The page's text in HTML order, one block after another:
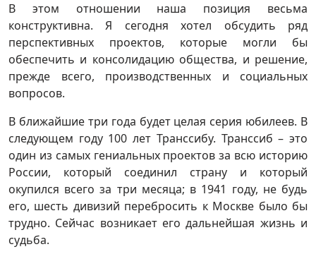
В этом отношении наша позиция весьма
конструктивна. Я сегодня хотел обсудить ряд
перспективных проектов, которые могли бы
обеспечить и консолидацию общества, и решение,
прежде всего, производственных и социальных
вопросов.
В ближайшие три года будет целая серия юбилеев. В
следующем году 100 лет Транссибу. Транссиб – это
один из самых гениальных проектов за всю историю
России, который соединил страну и который
окупился всего за три месяца; в 1941 году, не будь
его, шесть дивизий перебросить к Москве было бы
трудно. Сейчас возникает его дальнейшая жизнь и
судьба.